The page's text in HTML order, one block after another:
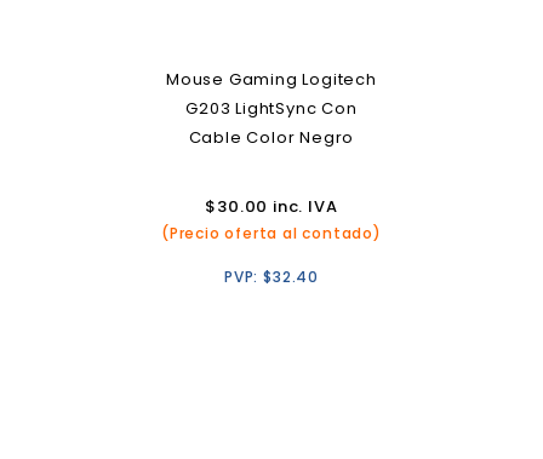
Mouse Gaming Logitech
G203 LightSync Con
Cable Color Negro
$30.00 inc. IVA
(Precio oferta al contado)
PVP:$32.40